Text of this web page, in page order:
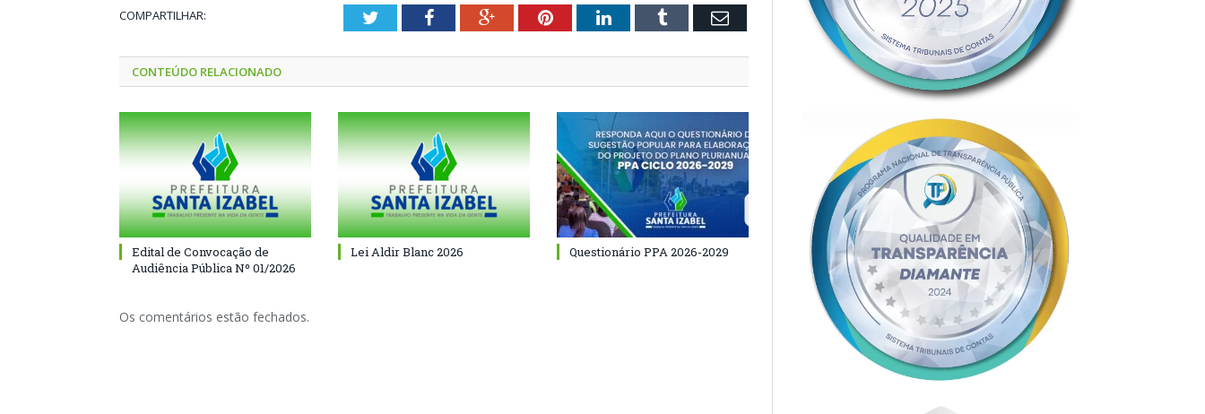
COMPARTILHAR: TwitterFacebookGoogle+PinterestLinkedInTumblr Email
CONTEÚDO RELACIONADO
Edital de Convocação de
Audiência Pública Nº 01/2026
Lei Aldir Blanc 2026 Questionário PPA 2026-2029
Os comentários estão fechados.